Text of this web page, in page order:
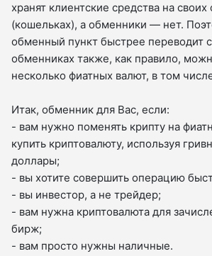
хранят клиентские средства на своих
(кошельках), а обменники — нет.
обменный пункт быстрее переводит
обменниках также, как правило,
несколько фиатных валют, в том
Итак, обменник для Вас, если:
- вам нужно поменять крипту на
купить криптовалюту, используя
доллары;
- вы хотите совершить операцию
- вы инвестор, а не трейдер;
- вам нужна криптовалюта для
бирж;
- вам просто нужны наличные.